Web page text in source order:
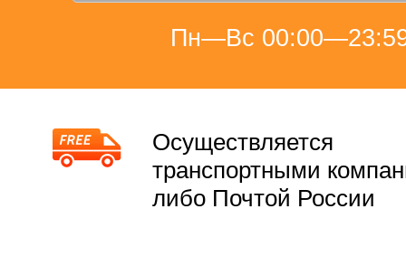
Пн—Вс
Осуществляется
транспортными
либо Почтой России